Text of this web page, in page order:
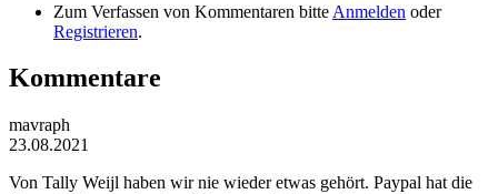
Zum Verfassen von Kommentaren bitte Anmelden oder
Registrieren.
Kommentare
mavraph
23.08.2021
Von Tally Weijl haben wir nie wieder etwas gehört. Paypal hat die